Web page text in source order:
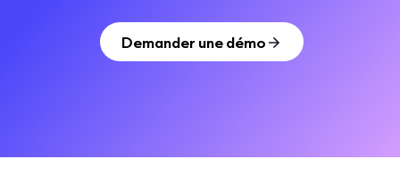
Demander une démo